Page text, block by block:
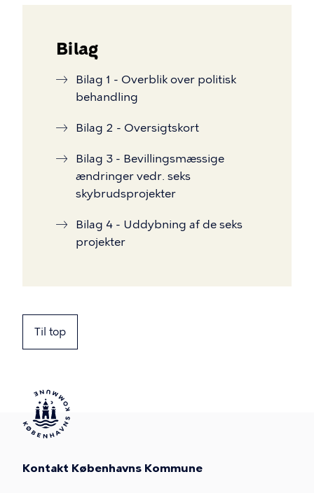
Bilag
Bilag 1 - Overblik over politisk
behandling
Bilag 2 - Oversigtskort
Bilag 3 - Bevillingsmæssige
ændringer vedr. seks
skybrudsprojekter
Bilag 4 - Uddybning af de seks
projekter
Til top
Kontakt Københavns Kommune